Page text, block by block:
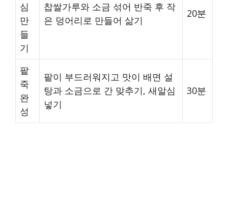
심
만
들
기
찹쌀가루와 소금 섞어 반죽 후 작
은 덩어리로 만들어 삶기
20분
팥
죽
완
성
팥이 부드러워지고 맛이 배면 설
탕과 소금으로 간 맞추기, 새알심
넣기
30분